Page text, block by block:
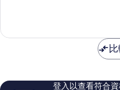
中
了，
論
登入以查看符合